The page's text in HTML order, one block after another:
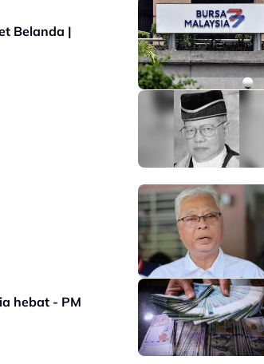
Belanda |
hebat - PM